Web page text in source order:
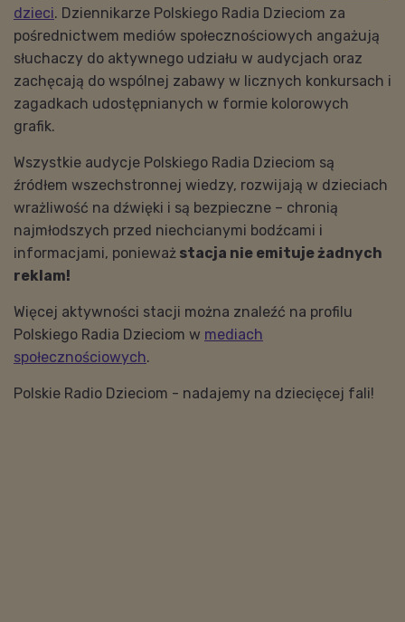
dzieci. Dziennikarze Polskiego Radia Dzieciom za
pośrednictwem mediów społecznościowych angażują
słuchaczy do aktywnego udziału w audycjach oraz
zachęcają do wspólnej zabawy w licznych konkursach i
zagadkach udostępnianych w formie kolorowych
grafik.
Wszystkie audycje Polskiego Radia Dzieciom są
źródłem wszechstronnej wiedzy, rozwijają w dzieciach
wrażliwość na dźwięki i są bezpieczne – chronią
najmłodszych przed niechcianymi bodźcami i
informacjami, ponieważ stacja nie emituje żadnych
reklam!
Więcej aktywności stacji można znaleźć na profilu
Polskiego Radia Dzieciom w mediach
społecznościowych.
Polskie Radio Dzieciom - nadajemy na dziecięcej fali!